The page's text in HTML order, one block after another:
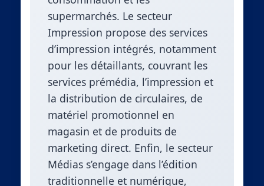
supermarchés. Le secteur
Impression propose des services
d’impression intégrés, notamment
pour les détaillants, couvrant les
services prémédia, l’impression et
la distribution de circulaires, de
matériel promotionnel en
magasin et de produits de
marketing direct. Enfin, le secteur
Médias s’engage dans l’édition
traditionnelle et numérique,